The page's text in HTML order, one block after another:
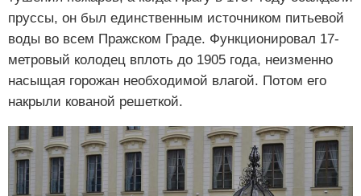
пруссы, он был единственным источником питьевой
воды во всем Пражском Граде. Функционировал 17-
метровый колодец вплоть до 1905 года, неизменно
насыщая горожан необходимой влагой. Потом его
накрыли кованой решеткой.